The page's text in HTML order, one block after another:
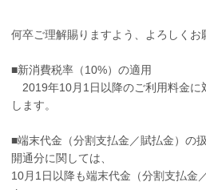
何卒ご理解賜りますよう、よろしくお
■新消費税率（10%）の適用
2019年10月1日以降のご利用料金に
します。
■端末代金（分割支払金／賦払金）
開通分に関しては、
10月1日以降も端末代金（分割支払金